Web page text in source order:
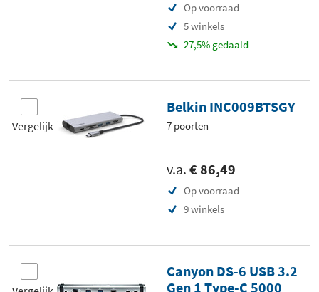
Op voorraad
5 winkels
27,5% gedaald
Vergelijk
Belkin INC009BTSGY
7 poorten
v.a. € 86,49
Op voorraad
9 winkels
Canyon DS-6 USB 3.2
Gen 1 Type-C 5000